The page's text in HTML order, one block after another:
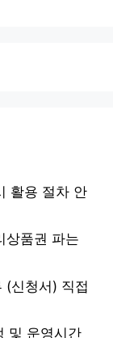
활용 절차 안
상품권 파는
(신청서) 직접
및 운영시간